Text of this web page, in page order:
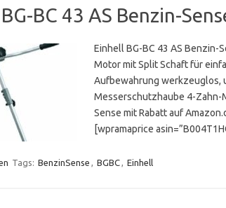
BC 43 AS Benzin-
Einhell BG-BC 43 AS Benzin-
Motor mit Split Schaft für
Aufbewahrung
Messerschutzhaube 4-Zahn-
Sense mit Rabatt auf
[wpramaprice
Tags: BenzinSense , BGBC, Einhell